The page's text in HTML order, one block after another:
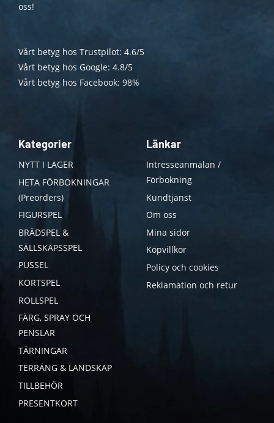
oss!
Vårt betyg hos Trustpilot: 4.6/5
Vårt betyg hos Google: 4.8/5
Vårt betyg hos Facebook: 98%
Kategorier
NYTT I LAGER
HETA FÖRBOKNINGAR
(Preorders)
FIGURSPEL
BRÄDSPEL &
SÄLLSKAPSSPEL
PUSSEL
KORTSPEL
ROLLSPEL
FÄRG, SPRAY OCH
PENSLAR
TÄRNINGAR
TERRÄNG & LANDSKAP
TILLBEHÖR
PRESENTKORT
Länkar
Intresseanmälan /
Förbokning
Kundtjänst
Om oss
Mina sidor
Köpvillkor
Policy och cookies
Reklamation och retur